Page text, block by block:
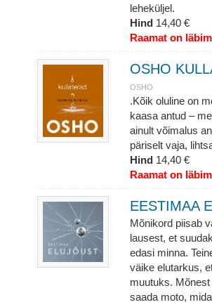
leheküljel.
Hind 14,40 €
Raamat on
OSHO
OSHO
.Kõik oluline on
kaasa antud –
ainult võimalus
päriselt vaja,
Hind 14,40 €
Raamat on
EESTIMAA
Mõnikord piisab
lausest, et
edasi minna.
väike elutarkus,
muutuks.
saada moto,